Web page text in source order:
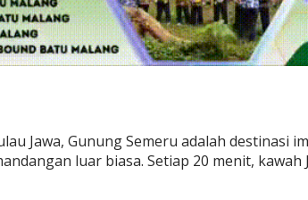
Jawa, Gunung Semeru adalah destinasi
luar biasa. Setiap 20 menit,